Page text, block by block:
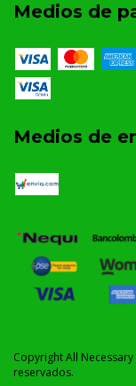
Medios de
Medios de
Copyright All
reservados.